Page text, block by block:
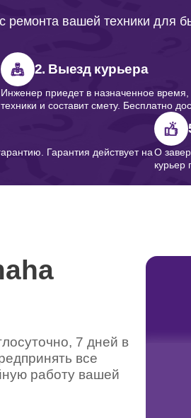
ремонта вашей техники для
2. Выезд курьера
Инженер приедет в назначенное
техники и составит смету. Бесплатно
Гарантия действует наО
курьер
7 дней в
все
работу вашей